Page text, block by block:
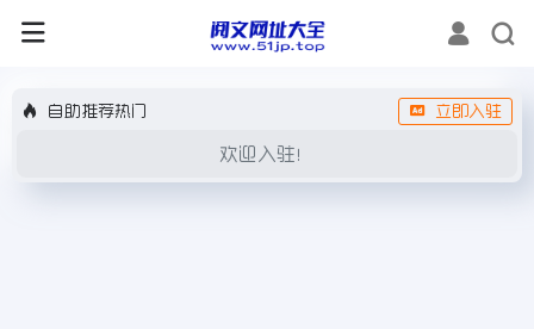
自助推荐热门 立即入驻
欢迎入驻！